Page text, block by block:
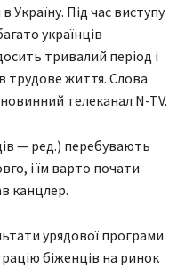
Україну. Під час виступу
українців
тривалий період і
трудове життя. Слова
телеканал N-TV.
— ред.) перебувають
і їм варто почати
канцлер.
урядової програми
біженців на ринок